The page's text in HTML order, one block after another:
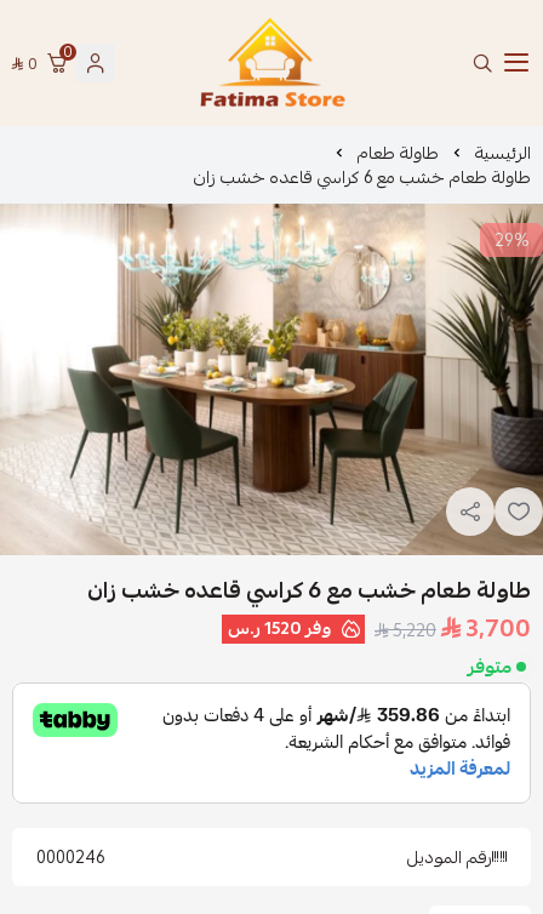
فاطمة ستور Fatima Store
0
0
الرئيسية طاولة طعام
طاولة طعام خشب مع 6 كراسي قاعده خشب زان
29%
طاولة طعام خشب مع 6 كراسي قاعده خشب زان
3,700
5,220 وفر1520 ر.س
متوفر
رقم الموديل 0000246